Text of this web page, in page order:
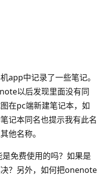
app中记录了一些笔记。
以后发现里面没有同
在pc端新建笔记本，如
记本同名也提示我有此名
他名称。
免费使用的吗？如果是
？另外，如何把onenote